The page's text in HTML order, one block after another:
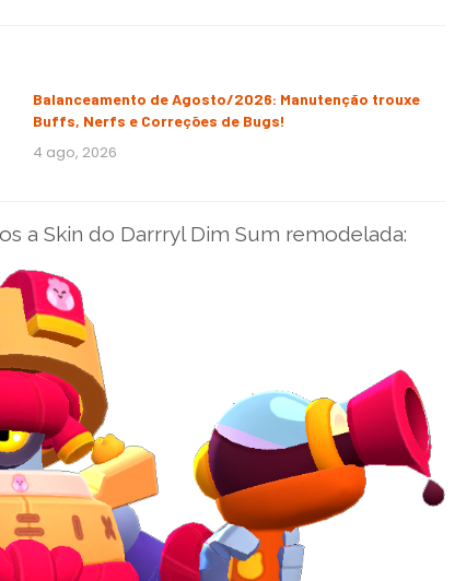
Balanceamento de Agosto/2026: Manutenção trouxe
Buffs, Nerfs e Correções de Bugs!
4 ago, 2026
a Skin do Darrryl Dim Sum remodelada: